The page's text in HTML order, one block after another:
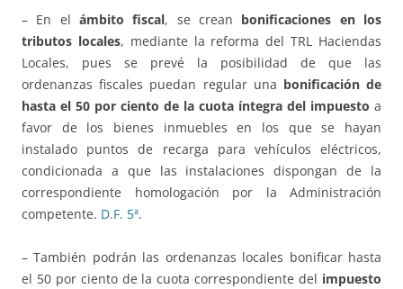
– En el ámbito fiscal, se crean bonificaciones en los
tributos locales, mediante la reforma del TRL Haciendas
Locales, pues se prevé la posibilidad de que las
ordenanzas fiscales puedan regular una bonificación de
hasta el 50 por ciento de la cuota íntegra del impuesto a
favor de los bienes inmuebles en los que se hayan
instalado puntos de recarga para vehículos eléctricos,
condicionada a que las instalaciones dispongan de la
correspondiente homologación por la Administración
competente. D.F. 5ª.
– También podrán las ordenanzas locales bonificar hasta
el 50 por ciento de la cuota correspondiente del impuesto